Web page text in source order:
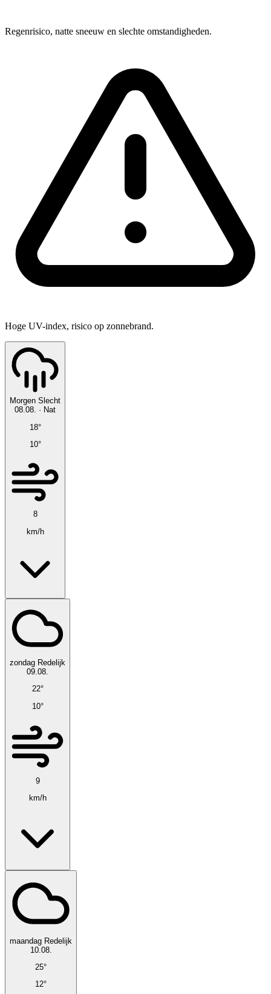
Regenrisico, natte sneeuw en slechte omstandigheden.
Hoge UV-index, risico op zonnebrand.
Morgen Slecht
08.08. · Nat
18°
10°
8
km/h
zondag Redelijk
09.08.
22°
10°
9
km/h
maandag Redelijk
10.08.
25°
12°